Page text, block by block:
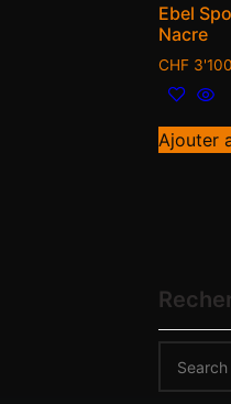
Ebel
Nacre
CHF
Ajouter